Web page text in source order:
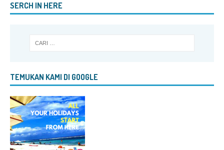
SERCH IN HERE
TEMUKAN KAMI DI GOOGLE